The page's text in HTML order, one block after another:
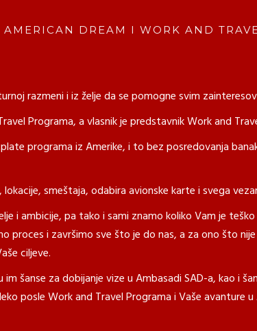
AMERICAN DREAM I WORK AND
razmeni i iz želje da se pomogne svim
Programa, a vlasnik je predstavnik Work and
programa iz Amerike, i to bez posredovanja
smeštaja, odabira avionske karte i svega
i ambicije, pa tako i sami znamo koliko Vam je
proces i završimo sve što je do nas, a za ono što
ciljeve.
šanse za dobijanje vize u Ambasadi SAD-a, kao i
posle Work and Travel Programa i Vaše avanture u